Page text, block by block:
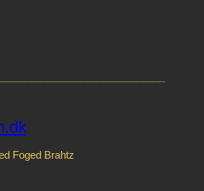
Foged Brahtz